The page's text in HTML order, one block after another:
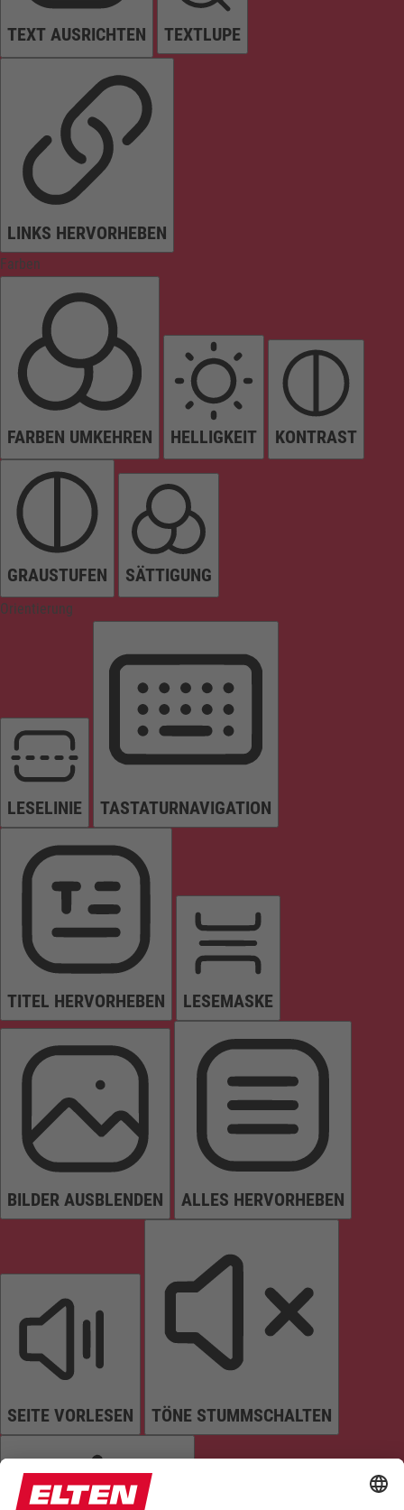
TEXT AUSRICHTEN TEXTLUPE
LINKS HERVORHEBEN
Farben
FARBEN UMKEHREN HELLIGKEIT KONTRAST
GRAUSTUFEN SÄTTIGUNG
Orientierung
LESELINIE TASTATURNAVIGATION
TITEL HERVORHEBEN LESEMASKE
BILDER AUSBLENDEN ALLES HERVORHEBEN
SEITE VORLESEN TÖNE STUMMSCHALTEN